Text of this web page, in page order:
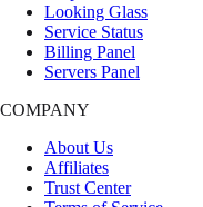
Looking Glass
Service Status
Billing Panel
Servers Panel
COMPANY
About Us
Affiliates
Trust Center